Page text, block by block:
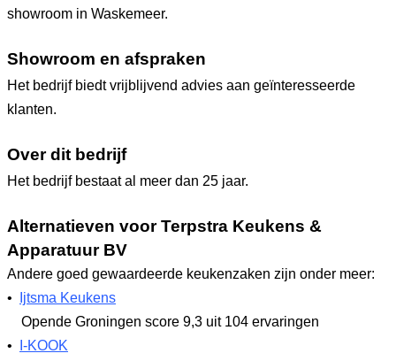
showroom in Waskemeer.
Showroom en afspraken
Het bedrijf biedt vrijblijvend advies aan geïnteresseerde
klanten.
Over dit bedrijf
Het bedrijf bestaat al meer dan 25 jaar.
Alternatieven voor Terpstra Keukens &
Apparatuur BV
Andere goed gewaardeerde keukenzaken zijn onder meer:
•
Ijtsma Keukens
Opende Groningen score 9,3 uit 104 ervaringen
•
I-KOOK